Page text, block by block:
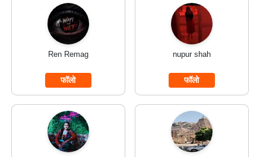
Ren Remag
फॉलो
nupur shah
फॉलो